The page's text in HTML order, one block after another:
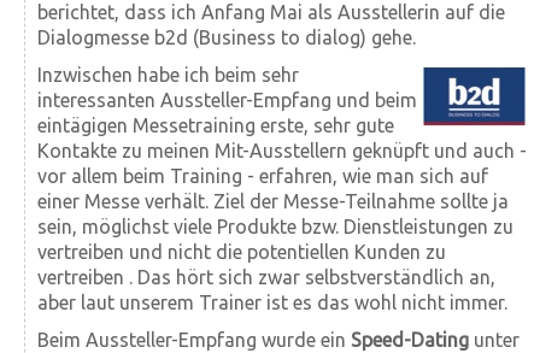
berichtet, dass ich Anfang Mai als Ausstellerin auf die
Dialogmesse b2d (Business to dialog) gehe.
Inzwischen habe ich beim sehr
interessanten Aussteller-Empfang und beim
eintägigen Messetraining erste, sehr gute
Kontakte zu meinen Mit-Ausstellern geknüpft und auch -
vor allem beim Training - erfahren, wie man sich auf
einer Messe verhält. Ziel der Messe-Teilnahme sollte ja
sein, möglichst viele Produkte bzw. Dienstleistungen zu
vertreiben und nicht die potentiellen Kunden zu
vertreiben . Das hört sich zwar selbstverständlich an,
aber laut unserem Trainer ist es das wohl nicht immer.
Beim Aussteller-Empfang wurde ein Speed-Dating unter